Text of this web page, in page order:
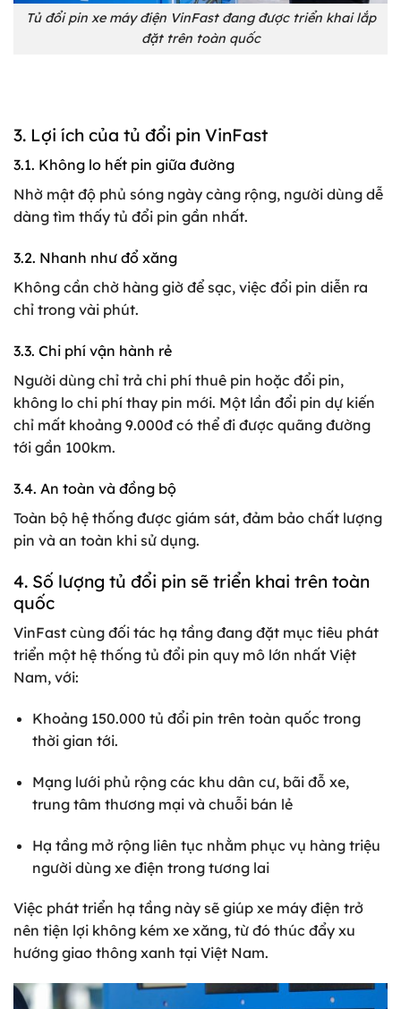
Tủ đổi pin xe máy điện VinFast đang được triển khai lắp
đặt trên toàn quốc
3. Lợi ích của tủ đổi pin VinFast
3.1. Không lo hết pin giữa đường
Nhờ mật độ phủ sóng ngày càng rộng, người dùng dễ
dàng tìm thấy tủ đổi pin gần nhất.
3.2. Nhanh như đổ xăng
Không cần chờ hàng giờ để sạc, việc đổi pin diễn ra
chỉ trong vài phút.
3.3. Chi phí vận hành rẻ
Người dùng chỉ trả chi phí thuê pin hoặc đổi pin,
không lo chi phí thay pin mới. Một lần đổi pin dự kiến
chỉ mất khoảng 9.000đ có thể đi được quãng đường
tới gần 100km.
3.4. An toàn và đồng bộ
Toàn bộ hệ thống được giám sát, đảm bảo chất lượng
pin và an toàn khi sử dụng.
4. Số lượng tủ đổi pin sẽ triển khai trên toàn
quốc
VinFast cùng đối tác hạ tầng đang đặt mục tiêu phát
triển một hệ thống tủ đổi pin quy mô lớn nhất Việt
Nam, với:
Khoảng 150.000 tủ đổi pin trên toàn quốc trong
thời gian tới.
Mạng lưới phủ rộng các khu dân cư, bãi đỗ xe,
trung tâm thương mại và chuỗi bán lẻ
Hạ tầng mở rộng liên tục nhằm phục vụ hàng triệu
người dùng xe điện trong tương lai
Việc phát triển hạ tầng này sẽ giúp xe máy điện trở
nên tiện lợi không kém xe xăng, từ đó thúc đẩy xu
hướng giao thông xanh tại Việt Nam.